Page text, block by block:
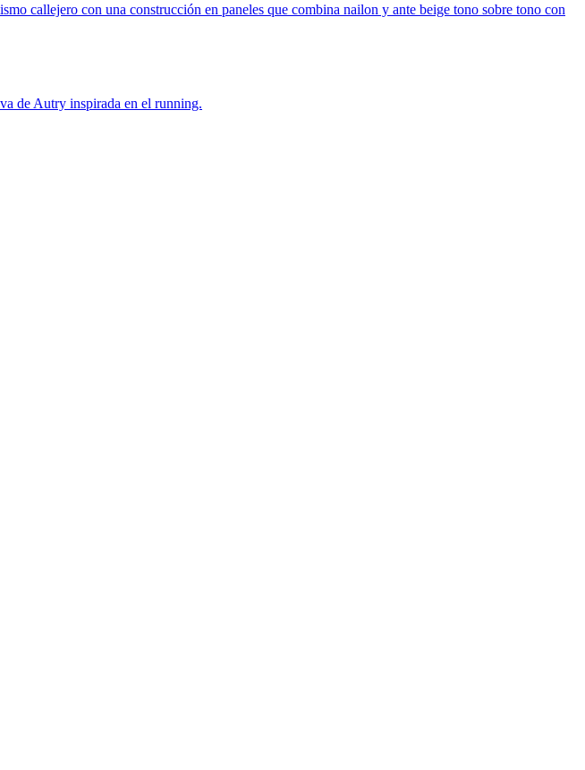
callejero con una construcción en paneles que combina nailon y ante beige tono sobre tono con
de Autry inspirada en el running.